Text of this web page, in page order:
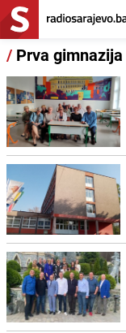
/ Prva gimnazija